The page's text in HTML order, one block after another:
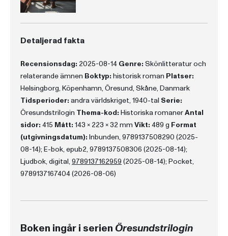
Detaljerad fakta
Recensionsdag: 2025-08-14 Genre: Skönlitteratur och
relaterande ämnen Boktyp: historisk roman Platser:
Helsingborg, Köpenhamn, Öresund, Skåne, Danmark
Tidsperioder: andra världskriget, 1940-tal Serie:
Öresundstrilogin Thema-kod: Historiska romanerAntal
sidor: 415 Mått: 143 x 223 x 32 mm Vikt: 489 g Format
(utgivningsdatum): Inbunden, 9789137508290 (2025-
08-14); E-bok, epub2, 9789137508306 (2025-08-14);
Ljudbok, digital, 9789137162959 (2025-08-14); Pocket,
9789137167404 (2026-08-06)
Boken ingår i serien Öresundstrilogin